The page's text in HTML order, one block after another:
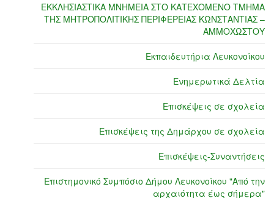
ΕΚΚΛΗΣΙΑΣΤΙΚΑ ΜΝΗΜΕΙΑ ΣΤΟ ΚΑΤΕΧΟΜΕΝΟ ΤΜΗΜΑ
ΤΗΣ ΜΗΤΡΟΠΟΛΙΤΙΚΗΣ ΠΕΡΙΦΕΡΕΙΑΣ ΚΩΝΣΤΑΝΤΙΑΣ –
ΑΜΜΟΧΩΣΤΟΥ
Εκπαιδευτήρια Λευκονοίκου
Ενημερωτικά Δελτία
Επισκέψεις σε σχολεία
Επισκέψεις της Δημάρχου σε σχολεία
Επισκέψεις-Συναντήσεις
Επιστημονικό Συμπόσιο Δήμου Λευκονοίκου "Από την
αρχαιότητα έως σήμερα"